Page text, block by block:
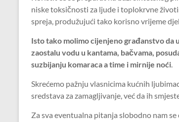
niske toksičnosti za ljude i toplokrvne
spreja, produžujući tako korisno vrijeme
Isto tako molimo cijenjeno građanstvo da
zaostalu vodu u kantama, bačvama,
suzbijanju komaraca a time i mirnije noći.
Skrećemo pažnju vlasnicima kućnih
sredstava za zamagljivanje, već da ih
Za sva eventualna pitanja slobodno nam